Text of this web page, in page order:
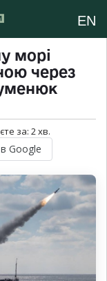
EN
морі
через
за: 2хв.
Google